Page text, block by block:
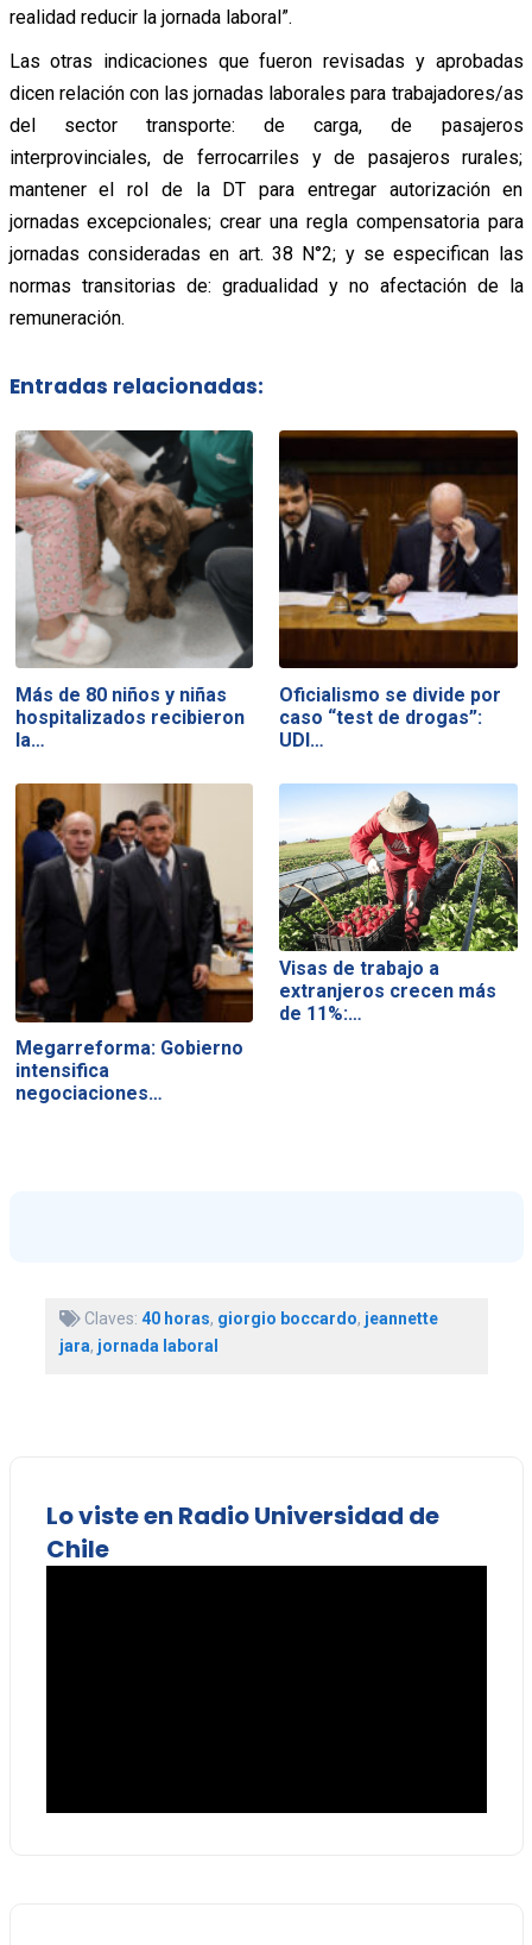
realidad reducir la jornada laboral”.
Las otras indicaciones que fueron revisadas y aprobadas
dicen relación con las jornadas laborales para trabajadores/as
del sector transporte: de carga, de pasajeros
interprovinciales, de ferrocarriles y de pasajeros rurales;
mantener el rol de la DT para entregar autorización en
jornadas excepcionales; crear una regla compensatoria para
jornadas consideradas en art. 38 N°2; y se especifican las
normas transitorias de: gradualidad y no afectación de la
remuneración.
Entradas relacionadas:
Más de 80 niños y niñas
hospitalizados recibieron
la…
Oficialismo se divide por
caso “test de drogas”:
UDI…
Megarreforma: Gobierno
intensifica
negociaciones…
Visas de trabajo a
extranjeros crecen más
de 11%:…
Claves: 40 horas, giorgio boccardo, jeannette
jara, jornada laboral
Lo viste en Radio Universidad de
Chile